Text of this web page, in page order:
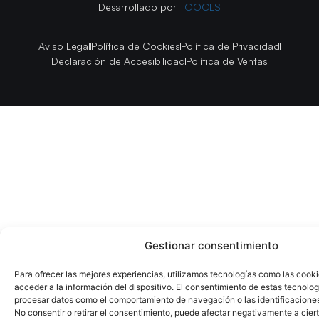
Gestionar consentimiento
Para ofrecer las mejores experiencias, utilizamos tecnologías como las
acceder a la información del dispositivo. El consentimiento de estas
procesar datos como el comportamiento de navegación o las
No consentir o retirar el consentimiento, puede afectar negativamente a
Desarrollado por TOOOLS
Aviso LegalPolítica de CookiesPolítica de Privacidad
Declaración de AccesibilidadPolítica de Ventas